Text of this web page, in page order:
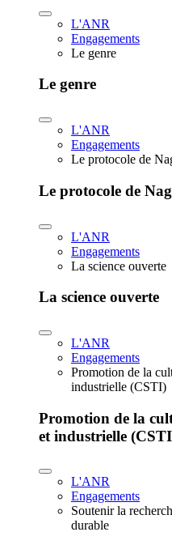
L'ANR
Engagements
Le genre
Le genre
L'ANR
Engagements
Le protocole de
Le protocole de
L'ANR
Engagements
La science ouverte
La science ouverte
L'ANR
Engagements
Promotion de la
industrielle (CSTI)
Promotion de la
et industrielle
L'ANR
Engagements
Soutenir la
durable